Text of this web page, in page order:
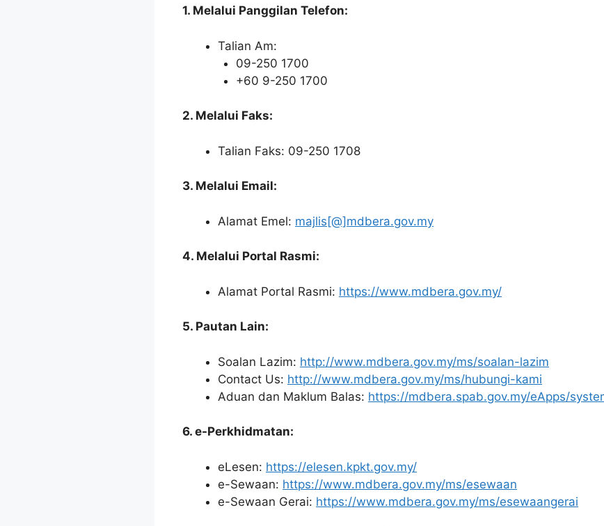
1. Melalui Panggilan Telefon:
Talian Am:
09-250 1700
+60 9-250 1700
2. Melalui Faks:
Talian Faks: 09-250 1708
3. Melalui Email:
Alamat Emel: majlis[@]mdbera.gov.my
4. Melalui Portal Rasmi:
Alamat Portal Rasmi: https://www.mdbera.gov.my/
5. Pautan Lain:
Soalan Lazim: http://www.mdbera.gov.my/ms/soalan-lazim
Contact Us: http://www.mdbera.gov.my/ms/hubungi-kami
Aduan dan Maklum Balas: https://mdbera.spab.gov.my/eApps/
6. e-Perkhidmatan:
eLesen: https://elesen.kpkt.gov.my/
e-Sewaan: https://www.mdbera.gov.my/ms/esewaan
e-Sewaan Gerai: https://www.mdbera.gov.my/ms/esewaangerai